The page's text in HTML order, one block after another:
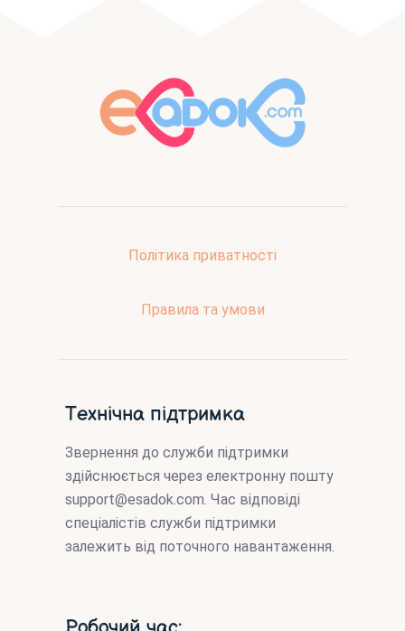
Політика приватності
Правила та умови
Технічна підтримка
Звернення до служби підтримки
здійснюється через електронну пошту
support@esadok.com. Час відповіді
спеціалістів служби підтримки
залежить від поточного навантаження.